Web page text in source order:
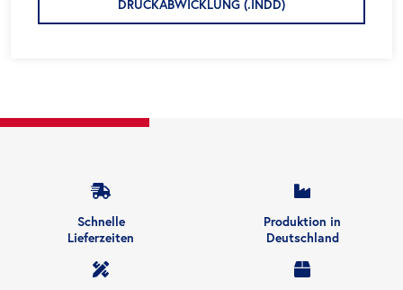
DRUCKABWICKLUNG (.INDD)
Schnelle
Lieferzeiten
Produktion in
Deutschland